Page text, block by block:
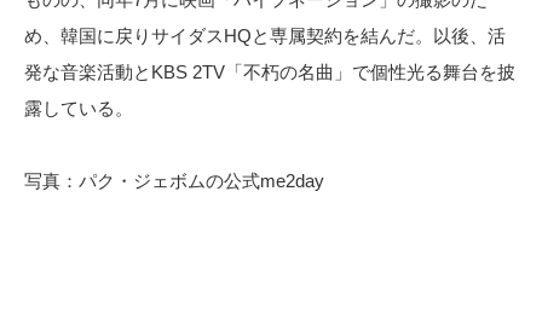
め、韓国に戻りサイダスHQと専属契約を結んだ。以後、活
発な音楽活動とKBS 2TV「不朽の名曲」で個性光る舞台を披
露している。
写真：パク・ジェボムの公式me2day